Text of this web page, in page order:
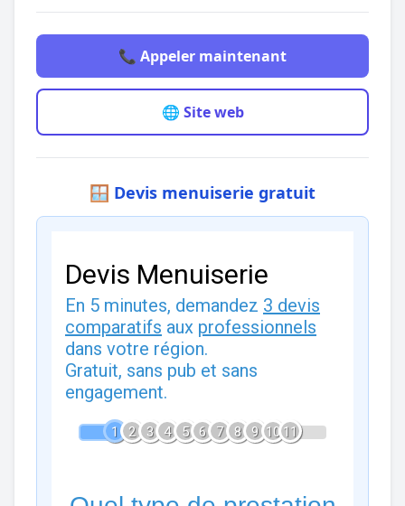
📞 Appeler maintenant
🌐 Site web
🪟 Devis menuiserie gratuit
Devis Menuiserie
En 5 minutes, demandez 3 devis
comparatifs aux professionnels
dans votre région.
Gratuit, sans pub et sans
engagement.
1 2 3 4 5 6 7 8 9 10 11